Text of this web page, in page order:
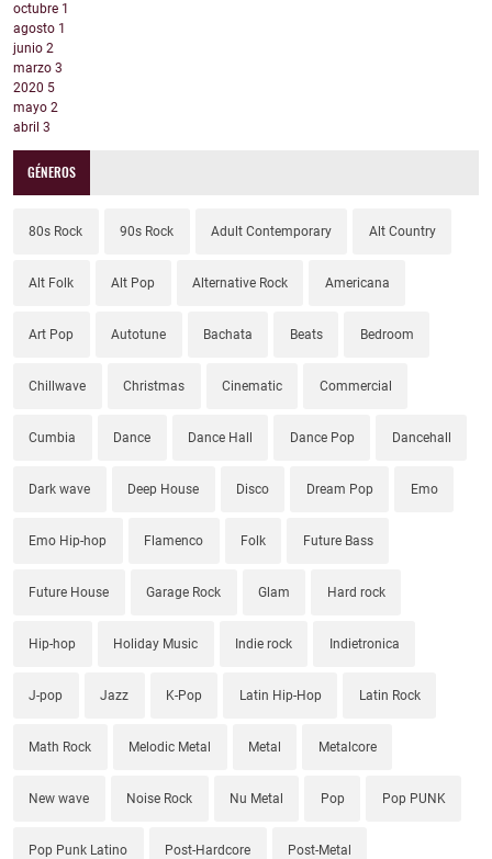
octubre 1
agosto 1
junio 2
marzo 3
2020 5
mayo 2
abril 3
GÉNEROS
80s Rock 90s Rock Adult Contemporary Alt Country
Alt Folk Alt Pop Alternative Rock Americana
Art Pop Autotune Bachata Beats Bedroom
Chillwave Christmas Cinematic Commercial
Cumbia Dance Dance Hall Dance Pop Dancehall
Dark wave Deep House Disco Dream Pop Emo
Emo Hip-hop Flamenco Folk Future Bass
Future House Garage Rock Glam Hard rock
Hip-hop Holiday Music Indie rock Indietronica
J-pop Jazz K-Pop Latin Hip-Hop Latin Rock
Math Rock Melodic Metal Metal Metalcore
New wave Noise Rock Nu Metal Pop Pop PUNK
Pop Punk Latino Post-Hardcore Post-Metal